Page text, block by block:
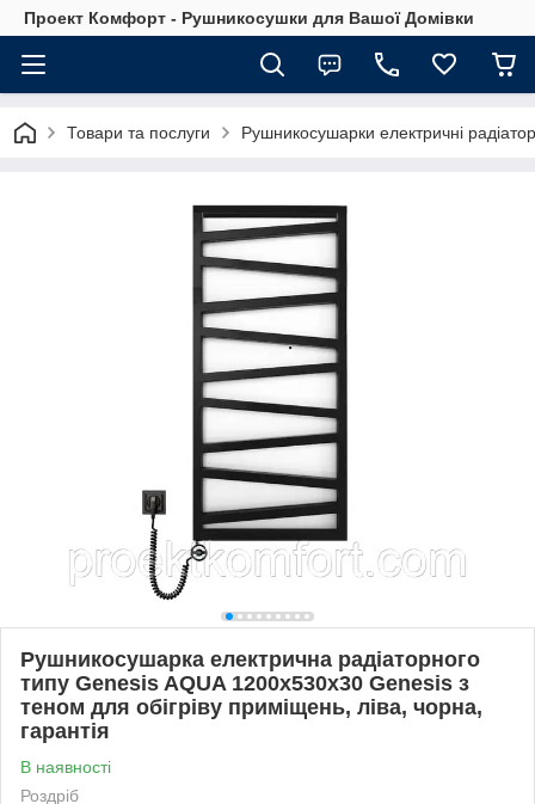
Проект Комфорт - Рушникосушки для Вашої Домівки
Товари та послуги Рушникосушарки електричні
Рушникосушарка електрична радіаторного
типу Genesis AQUA 1200х530х30 Genesis з
теном для обігріву приміщень, ліва, чорна,
гарантія
В наявності
Роздріб